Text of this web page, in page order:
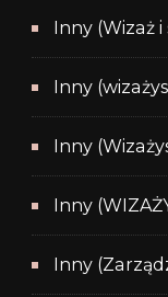
Inny (Wizaż i
Inny
Inny
Inny
Inny